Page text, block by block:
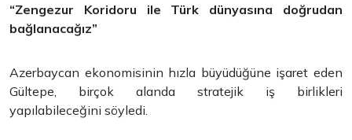
“Zengezur Koridoru ile Türk dünyasına doğrudan
bağlanacağız”
Azerbaycan ekonomisinin hızla büyüdüğüne işaret eden
Gültepe, birçok alanda stratejik iş birlikleri
yapılabileceğini söyledi.